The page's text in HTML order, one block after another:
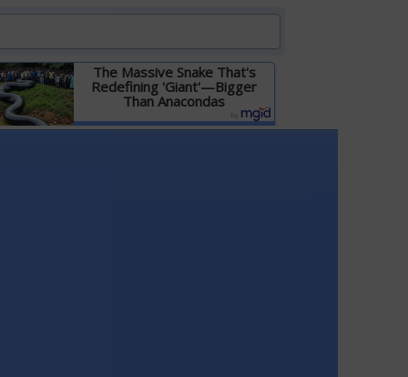
The Massive Snake That's
Redefining 'Giant'—Bigger
Than Anacondas
Детальніше